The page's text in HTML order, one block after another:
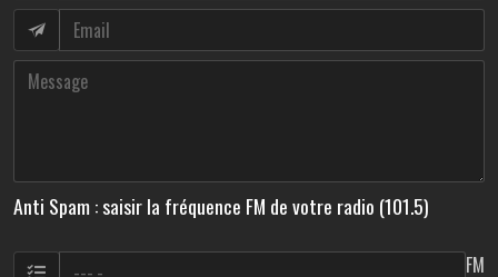
Anti Spam : saisir la fréquence FM de votre radio (101.5)
FM